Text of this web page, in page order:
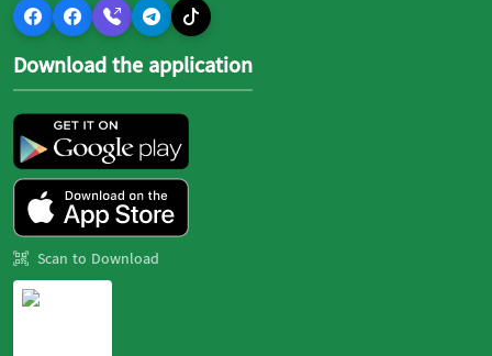
Download the application
Scan to Download